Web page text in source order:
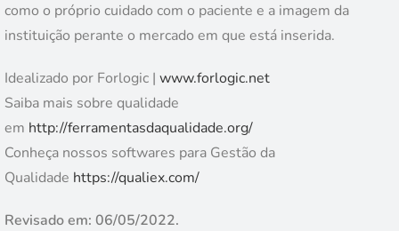
como o próprio cuidado com o paciente e a imagem da
instituição perante o mercado em que está inserida.
Idealizado por Forlogic | www.forlogic.net
Saiba mais sobre qualidade
em http://ferramentasdaqualidade.org/
Conheça nossos softwares para Gestão da
Qualidade https://qualiex.com/
Revisado em: 06/05/2022.